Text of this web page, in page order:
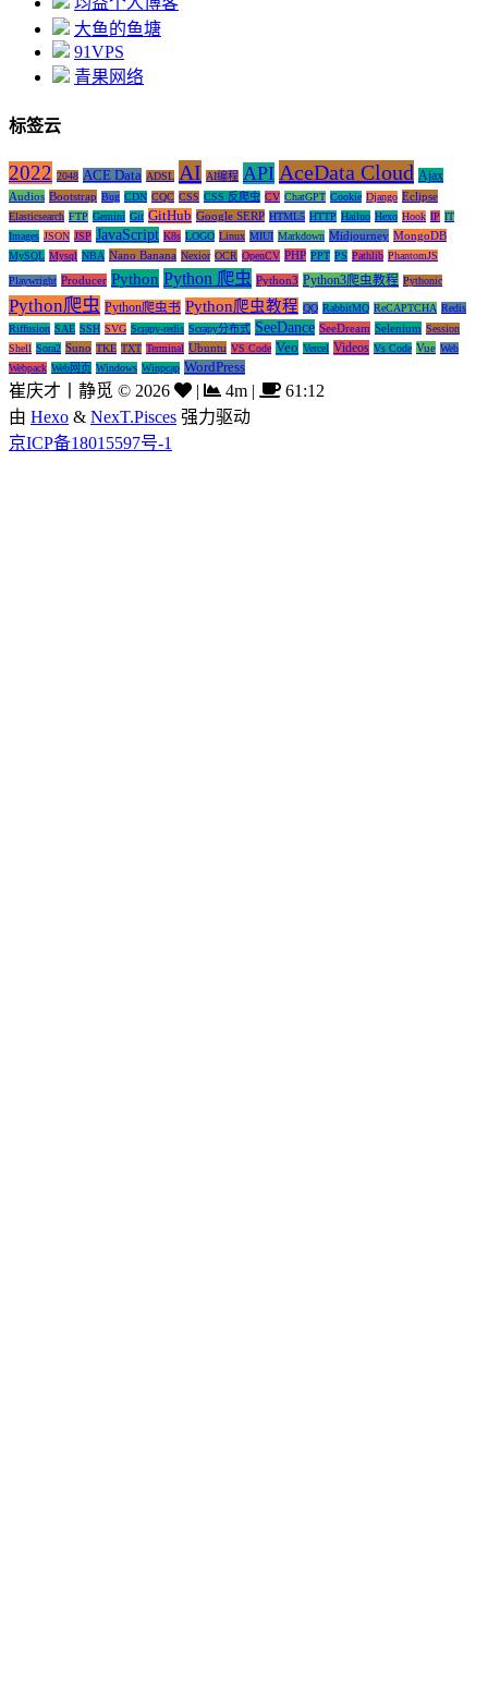
大鱼的鱼塘
91VPS
青果网络
标签云
2022 2048 ACE Data ADSL AI AI编程 API AceData Cloud Ajax
Audios Bootstrap Bug CDN CQC CSS CSS 反爬虫 CV ChatGPT Cookie Django Eclipse
Elasticsearch FTP Gemini Git GitHub Google SERP HTML5 HTTP Hailuo Hexo Hook IP IT
Images JSON JSP JavaScript K8s LOGO Linux MIUI Markdown Midjourney MongoDB
MySQL Mysql NBA Nano Banana Nexior OCR OpenCV PHP PPT PS Pathlib PhantomJS
Playwright Producer Python Python 爬虫 Python3 Python3爬虫教程 Pythonic
Python爬虫 Python爬虫书 Python爬虫教程 QQ RabbitMQ ReCAPTCHA Redis
Riffusion SAE SSH SVG Scrapy-redis Scrapy分布式 SeeDance SeeDream Selenium Session
Shell Sora2 Suno TKE TXT Terminal Ubuntu VS Code Veo Vercel Videos Vs Code Vue Web
Webpack Web网页 Windows Winpcap WordPress
崔庆才丨静觅 © 2026 | 4m |
61:12
由 Hexo & NexT.Pisces 强力驱动
京ICP备18015597号-1